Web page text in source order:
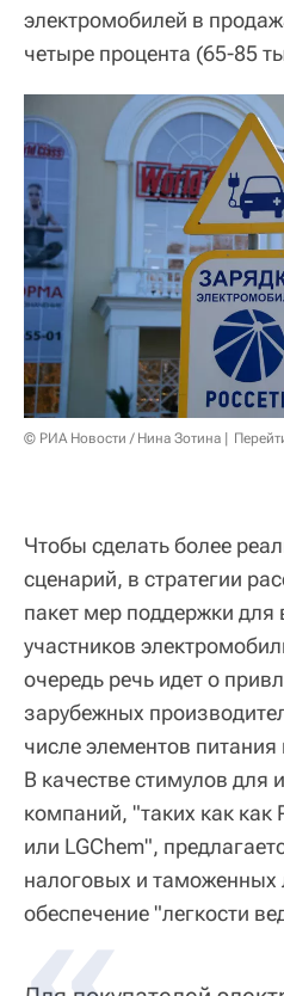
электромобилей в
четыре процента (65-85
© РИА Новости / Нина Зотина
Чтобы сделать более
сценарий, в стратегии
пакет мер поддержки для
участников
очередь речь идет о
зарубежных
числе элементов
В качестве стимулов для
компаний, "таких как как
или LGChem",
налоговых и таможенных
обеспечение "легкости